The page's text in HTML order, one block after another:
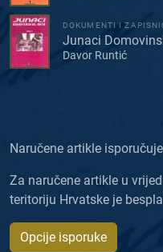
DOKUMENTI I
Junaci
Davor Runtić
Naručene artikle
Za naručene artikle u
teritoriju Hrvatske je
Opcije isporuke